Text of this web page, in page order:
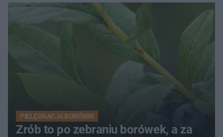
PIELĘGNACJA BORÓWKI
Zrób to po zebraniu borówek, a za